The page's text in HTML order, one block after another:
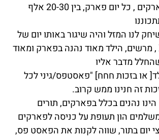
– 8 פארקים , כל יום פארק, בין 20-30 אלף
לנו המזל והיה שיגור באותו יום של
טיל של ספייס X , מרשים, הילד מאוד נהנה בפארק ומאוד
מדבר אליו
או בזכות חחח] "פאסטפס/גיני לכל
זה חנינו ממש קרוב.
נהנים בכלל בפארקים, תורים
הון תעופת על כניסה לפארקים
יום בתור, שווה לקנות את הפאסט פס,